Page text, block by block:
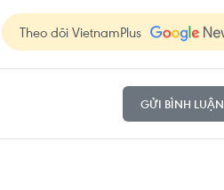
Theo dõi VietnamPlus
GỬI BÌNH LUẬN